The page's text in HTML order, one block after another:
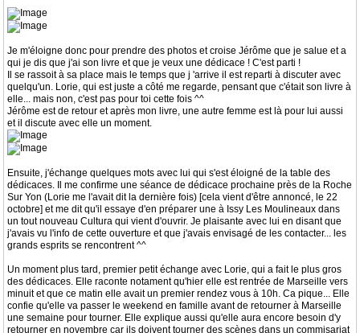
Je m'éloigne donc pour prendre des photos et croise Jérôme que je salue et a
qui je dis que j'ai son livre et que je veux une dédicace ! C'est parti !
Il se rassoit à sa place mais le temps que j 'arrive il est reparti à discuter avec
quelqu'un. Lorie, qui est juste a côté me regarde, pensant que c'était son livre à
elle... mais non, c'est pas pour toi cette fois ^^
Jérôme est de retour et après mon livre, une autre femme est là pour lui aussi
et il discute avec elle un moment.
Ensuite, j'échange quelques mots avec lui qui s'est éloigné de la table des
dédicaces. Il me confirme une séance de dédicace prochaine près de la Roche
Sur Yon (Lorie me l'avait dit la dernière fois) [cela vient d'être annoncé, le 22
octobre] et me dit qu'il essaye d'en préparer une à Issy Les Moulineaux dans
un tout nouveau Cultura qui vient d'ouvrir. Je plaisante avec lui en disant que
j'avais vu l'info de cette ouverture et que j'avais envisagé de les contacter... les
grands esprits se rencontrent ^^
Un moment plus tard, premier petit échange avec Lorie, qui a fait le plus gros
des dédicaces. Elle raconte notament qu'hier elle est rentrée de Marseille vers
minuit et que ce matin elle avait un premier rendez vous à 10h. Ca pique... Elle
confie qu'elle va passer le weekend en famille avant de retourner à Marseille
une semaine pour tourner. Elle explique aussi qu'elle aura encore besoin d'y
retourner en novembre car ils doivent tourner des scènes dans un commisariat